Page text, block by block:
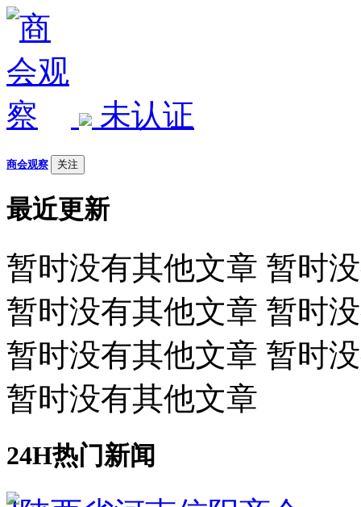
未认证
商会观察 关注
最近更新
暂时没有其他文章 暂时
暂时没有其他文章 暂时
暂时没有其他文章 暂时
暂时没有其他文章
24H热门新闻